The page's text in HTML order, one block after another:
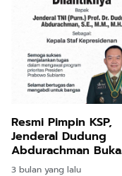
Resmi Pimpin KSP,
Jenderal Dudung
Abdurachman Buka
Aduan 24 Jam Kawal
3 bulan yang lalu